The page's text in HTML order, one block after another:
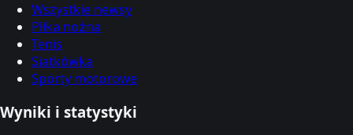
Wszystkie newsy
Piłka nożna
Tenis
Siatkówka
Sporty motorowe
Wyniki i statystyki